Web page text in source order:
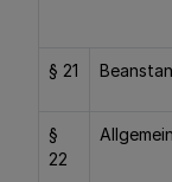
§ 21
§
22